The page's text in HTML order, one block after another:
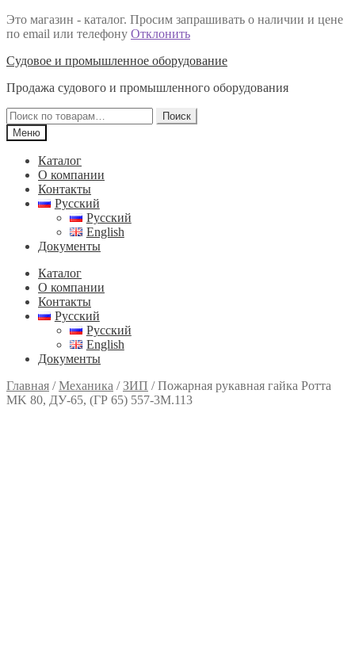
Это магазин - каталог. Просим запрашивать о наличии и цене
по email или телефону Отклонить
Перейти
навигации
Перейти
содержимому
Судовое и промышленное оборудование
Продажа судового и промышленного оборудования
Искать:
Поиск
Меню
Каталог
О компании
Контакты
Русский
Русский
English
Документы
Каталог
О компании
Контакты
Русский
Русский
English
Документы
Главная /Механика /ЗИП /Пожарная рукавная гайка Ротта
MK 80, ДУ-65, (ГР 65) 557-3М.113